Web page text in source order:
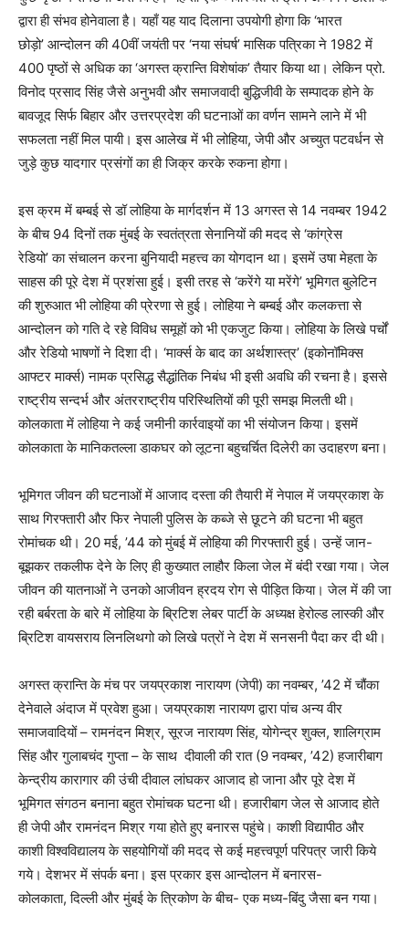
द्वारा ही संभव होनेवाला है। यहाँ यह याद दिलाना उपयोगी होगा कि ‘भारत
छोड़ो’ आन्दोलन की 40वीं जयंती पर ‘नया संघर्ष’ मासिक पत्रिका ने 1982 में
400 पृष्ठों से अधिक का ‘अगस्त क्रान्ति विशेषांक’ तैयार किया था। लेकिन प्रो.
विनोद प्रसाद सिंह जैसे अनुभवी और समाजवादी बुद्धिजीवी के सम्पादक होने के
बावजूद सिर्फ बिहार और उत्तरप्रदेश की घटनाओं का वर्णन सामने लाने में भी
सफलता नहीं मिल पायी। इस आलेख में भी लोहिया, जेपी और अच्युत पटवर्धन से
जुड़े कुछ यादगार प्रसंगों का ही जिक्र करके रुकना होगा।
इस क्रम में बम्बई से डॉ लोहिया के मार्गदर्शन में 13 अगस्त से 14 नवम्बर 1942
के बीच 94 दिनों तक मुंबई के स्वतंत्रता सेनानियों की मदद से ‘कांग्रेस
रेडियो’ का संचालन करना बुनियादी महत्त्व का योगदान था। इसमें उषा मेहता के
साहस की पूरे देश में प्रशंसा हुई। इसी तरह से ‘करेंगे या मरेंगे’ भूमिगत बुलेटिन
की शुरुआत भी लोहिया की प्रेरणा से हुई। लोहिया ने बम्बई और कलकत्ता से
आन्दोलन को गति दे रहे विविध समूहों को भी एकजुट किया। लोहिया के लिखे पर्चों
और रेडियो भाषणों ने दिशा दी। ‘मार्क्स के बाद का अर्थशास्त्र’ (इकोनॉमिक्स
आफ्टर मार्क्स) नामक प्रसिद्ध सैद्धांतिक निबंध भी इसी अवधि की रचना है। इससे
राष्ट्रीय सन्दर्भ और अंतरराष्ट्रीय परिस्थितियों की पूरी समझ मिलती थी।
कोलकाता में लोहिया ने कई जमीनी कार्रवाइयों का भी संयोजन किया। इसमें
कोलकाता के मानिकतल्ला डाकघर को लूटना बहुचर्चित दिलेरी का उदाहरण बना।
भूमिगत जीवन की घटनाओं में आजाद दस्ता की तैयारी में नेपाल में जयप्रकाश के
साथ गिरफ्तारी और फिर नेपाली पुलिस के कब्जे से छूटने की घटना भी बहुत
रोमांचक थी। 20 मई, ’44 को मुंबई में लोहिया की गिरफ्तारी हुई। उन्हें जान-
बूझकर तकलीफ देने के लिए ही कुख्यात लाहौर किला जेल में बंदी रखा गया। जेल
जीवन की यातनाओं ने उनको आजीवन ह्रदय रोग से पीड़ित किया। जेल में की जा
रही बर्बरता के बारे में लोहिया के ब्रिटिश लेबर पार्टी के अध्यक्ष हेरोल्ड लास्की और
ब्रिटिश वायसराय लिनलिथगो को लिखे पत्रों ने देश में सनसनी पैदा कर दी थी।
अगस्त क्रान्ति के मंच पर जयप्रकाश नारायण (जेपी) का नवम्बर, ’42 में चौंका
देनेवाले अंदाज में प्रवेश हुआ। जयप्रकाश नारायण द्वारा पांच अन्य वीर
समाजवादियों – रामनंदन मिश्र, सूरज नारायण सिंह, योगेन्द्र शुक्ल, शालिग्राम
सिंह और गुलाबचंद गुप्ता – के साथ दीवाली की रात (9 नवम्बर, ’42) हजारीबाग
केन्द्रीय कारागार की उंची दीवाल लांघकर आजाद हो जाना और पूरे देश में
भूमिगत संगठन बनाना बहुत रोमांचक घटना थी। हजारीबाग जेल से आजाद होते
ही जेपी और रामनंदन मिश्र गया होते हुए बनारस पहुंचे। काशी विद्यापीठ और
काशी विश्वविद्यालय के सहयोगियों की मदद से कई महत्त्वपूर्ण परिपत्र जारी किये
गये। देशभर में संपर्क बना। इस प्रकार इस आन्दोलन में बनारस-
कोलकाता, दिल्ली और मुंबई के त्रिकोण के बीच- एक मध्य-बिंदु जैसा बन गया।